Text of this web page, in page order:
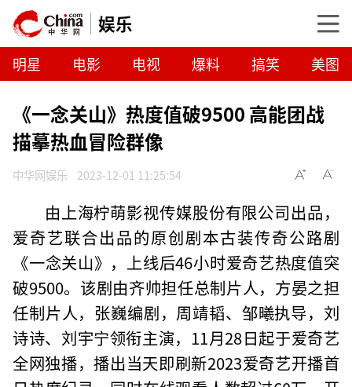
娱乐
明星 电影 电视 爆料 搞笑 美图
《一念关山》热度值破9500 高能团战
描摹热血冒险群像
中华网娱乐 2023-12-01 11:25:54
由上海柠萌影视传媒股份有限公司出品，
爱奇艺联合出品的原创剧本古装传奇公路剧
《一念关山》，上线后46小时爱奇艺热度值突
破9500。该剧由齐帅担任总制片人，方晏之担
任制片人，张巍编剧，周靖韬、邹曦执导，刘
诗诗、刘宇宁领衔主演，11月28日起于爱奇艺
全网独播，播出当天即刷新2023爱奇艺开播首